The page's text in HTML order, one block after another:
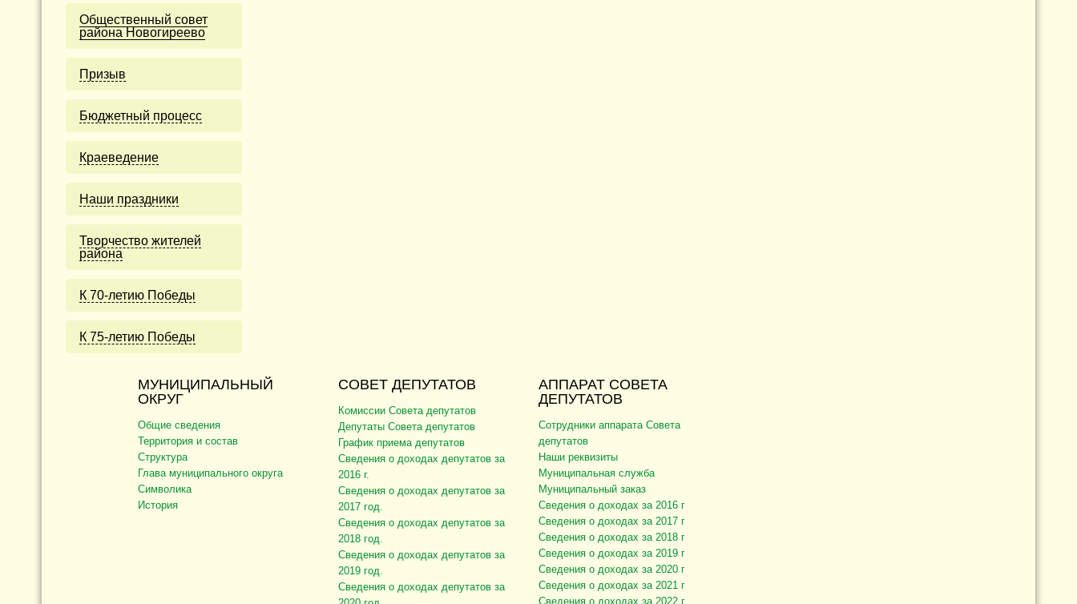
Общественный совет
района Новогиреево
Призыв
Бюджетный процесс
Краеведение
Наши праздники
Творчество жителей
района
К 70-летию Победы
К 75-летию Победы
МУНИЦИПАЛЬНЫЙ
ОКРУГ
Общие сведения
Территория и состав
Структура
Глава муниципального округа
Символика
История
СОВЕТ ДЕПУТАТОВ
Комиссии Совета депутатов
Депутаты Совета депутатов
График приема депутатов
Сведения о доходах депутатов за
2016 г.
Сведения о доходах депутатов за
2017 год.
Сведения о доходах депутатов за
2018 год.
Сведения о доходах депутатов за
2019 год.
Сведения о доходах депутатов за
АППАРАТ СОВЕТА
ДЕПУТАТОВ
Сотрудники аппарата Совета
депутатов
Наши реквизиты
Муниципальная служба
Муниципальный заказ
Сведения о доходах за 2016 г
Сведения о доходах за 2017 г
Сведения о доходах за 2018 г
Сведения о доходах за 2019 г
Сведения о доходах за 2020 г
Сведения о доходах за 2021 г
Сведения о доходах за 2022 г